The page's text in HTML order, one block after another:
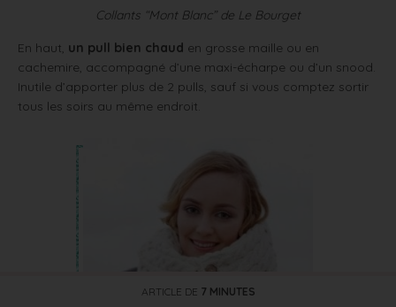
Collants “Mont Blanc” de Le Bourget
En haut, un pull bien chaud en grosse maille ou en
cachemire, accompagné d’une maxi-écharpe ou d’un snood.
Inutile d’apporter plus de 2 pulls, sauf si vous comptez sortir
tous les soirs au même endroit.
ARTICLE DE 7 MINUTES